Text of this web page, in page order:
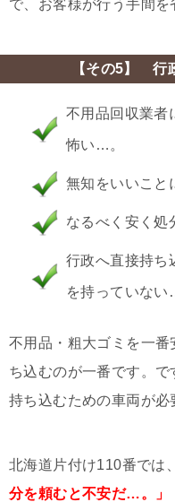
で、お客様が行う手間を
【その5】 行
不用品回収業者
怖い…。
無知をいいこと
なるべく安く処
行政へ直接持ち
を持っていない
不用品・粗大ゴミを一
ち込むのが一番です。で
持ち込むための車両が必
北海道片付け110番では、
分を頼むと不安だ…。」